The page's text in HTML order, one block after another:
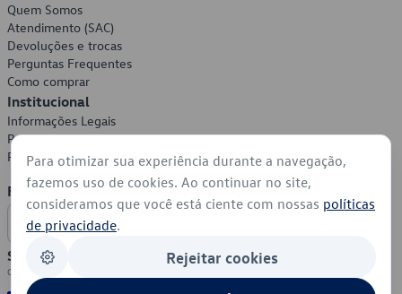
Quem Somos
Atendimento (SAC)
Devoluções e trocas
Perguntas Frequentes
Como comprar
Institucional
Informações Legais
Política de Privacidade
Política de Cookies
Formas de Pagamento
Segurança
Para otimizar sua experiência durante a navegação,
fazemos uso de cookies. Ao continuar no site,
consideramos que você está ciente com nossas políticas
de privacidade.
Rejeitar cookies